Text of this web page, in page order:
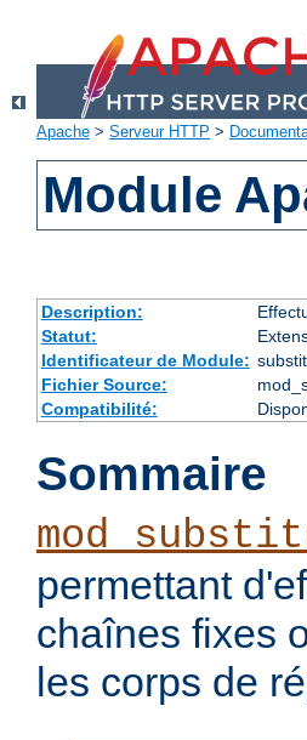
Apache > Serveur HTTP >
Module
Description:
Statut:
Identificateur de Module:
Fichier Source:
Compatibilité:
Sommaire
permettant
chaînes fixes
les corps de